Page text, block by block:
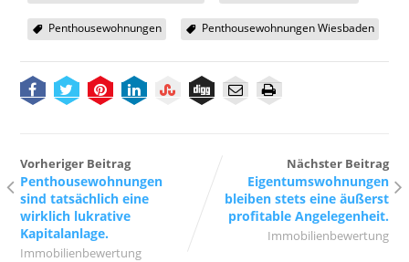
Penthousewohnungen Penthousewohnungen Wiesbaden
Vorheriger Beitrag
Penthousewohnungen
sind tatsächlich eine
wirklich lukrative
Kapitalanlage.
Immobilienbewertung
Nächster Beitrag
Eigentumswohnungen
bleiben stets eine äußerst
profitable Angelegenheit.
Immobilienbewertung